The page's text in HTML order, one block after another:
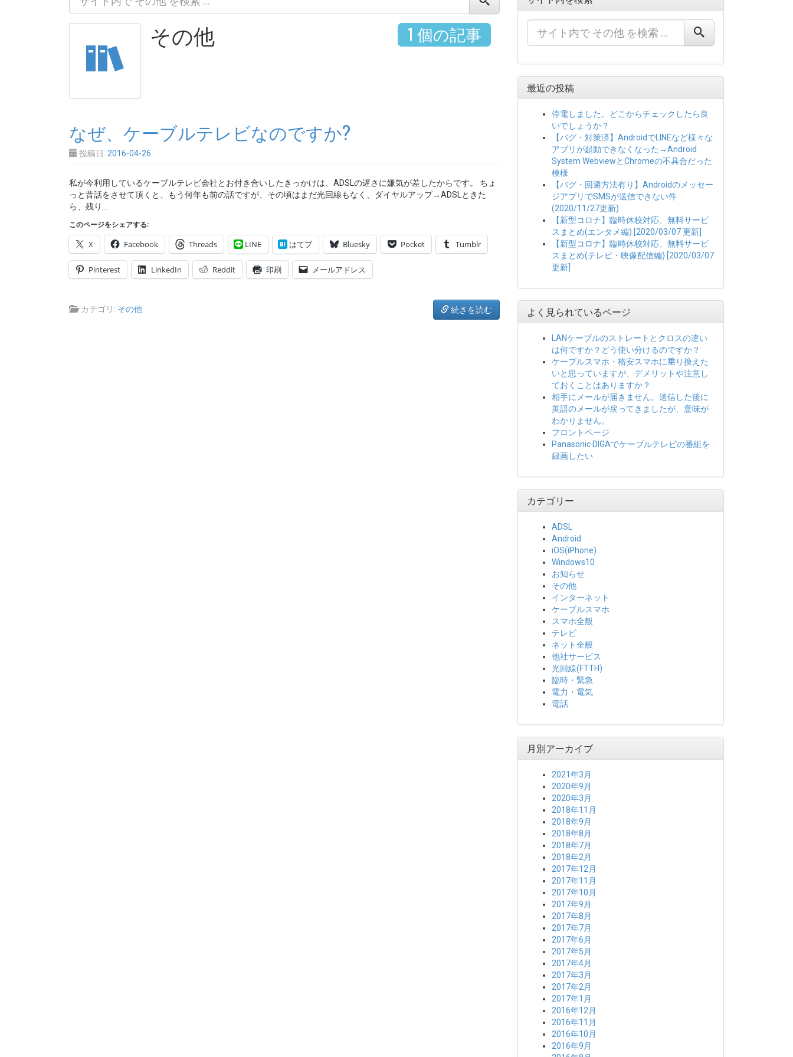
1 個の記事
その他
なぜ、ケーブルテレビなのですか?
投稿日: 2016-04-26
私が今利用しているケーブルテレビ会社とお付き合いしたきっかけは、ADSLの遅さに嫌気が差したからです。 ちょ
っと昔話をさせて頂くと、もう何年も前の話ですが、その頃はまだ光回線もなく、ダイヤルアップ→ADSLときた
ら、残り…
このページをシェアする:
X Facebook Threads LINE はてブ Bluesky Pocket Tumblr
Pinterest LinkedIn Reddit 印刷 メールアドレス
続きを読む
カテゴリ: その他
最近の投稿
停電しました。どこからチェックしたら良
いでしょうか？
【バグ・対策済】AndroidでLINEなど様々な
アプリが起動できなくなった→Android
System WebviewとChromeの不具合だった
模様
【バグ・回避方法有り】Androidのメッセー
ジアプリでSMSが送信できない件
(2020/11/27更新)
【新型コロナ】臨時休校対応、無料サービ
スまとめ(エンタメ編) [2020/03/07 更新]
【新型コロナ】臨時休校対応、無料サービ
スまとめ(テレビ・映像配信編) [2020/03/07
更新]
よく見られているページ
LANケーブルのストレートとクロスの違い
は何ですか？どう使い分けるのですか？
ケーブルスマホ・格安スマホに乗り換えた
いと思っていますが、デメリットや注意し
ておくことはありますか？
相手にメールが届きません。送信した後に
英語のメールが戻ってきましたが、意味が
わかりません。
フロントページ
Panasonic DIGAでケーブルテレビの番組を
録画したい
カテゴリー
ADSL
Android
iOS(iPhone)
Windows10
お知らせ
その他
インターネット
ケーブルスマホ
スマホ全般
テレビ
ネット全般
他社サービス
光回線(FTTH)
臨時・緊急
電力・電気
電話
月別アーカイブ
2021年3月
2020年9月
2020年3月
2018年11月
2018年9月
2018年8月
2018年7月
2018年2月
2017年12月
2017年11月
2017年10月
2017年9月
2017年8月
2017年7月
2017年6月
2017年5月
2017年4月
2017年3月
2017年2月
2017年1月
2016年12月
2016年11月
2016年10月
2016年9月